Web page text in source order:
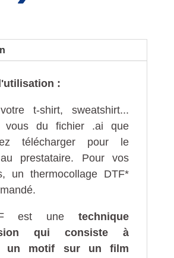
:
t-shirt, sweatshirt...
vous du fichier .ai que
télécharger pour le
prestataire. Pour vos
un thermocollage DTF*
est unetechnique
qui consiste à
un motif sur un film